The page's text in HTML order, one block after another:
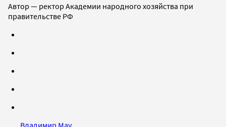
Автор — ректор Академии народного хозяйства при
правительстве РФ
Владимир Мау